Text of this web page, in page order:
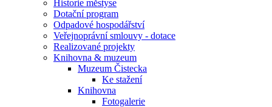
Historie městyse
Dotační program
Odpadové hospodářství
Veřejnoprávní smlouvy - dotace
Realizované projekty
Knihovna & muzeum
Muzeum Čistecka
Ke stažení
Knihovna
Fotogalerie